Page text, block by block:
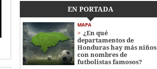
EN PORTADA
MAPA
¿En qué
departamentos de
Honduras hay más niños
con nombres de
futbolistas famosos?